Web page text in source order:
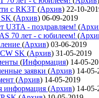
с RK3T (Архив) 22-10-
(Архив) 06-09-2019
U3TA - поздравляем! (
70 лет - с юбилеем! (
(Архив) 03-06-2019
SK (Архив) 31-05-2019
(Информация) 14-05-
заявки (Архив) 14-05-
(Архив) 14-05-2019
информация (Архив) 14-05-